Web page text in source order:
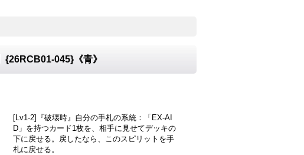
045}《青》
[Lv1-2]『破壊時』自分の手札の系統：「EX-AI
D」を持つカード1枚を、相手に見せてデッキの
下に戻せる。戻したなら、このスピリットを手
札に戻せる。